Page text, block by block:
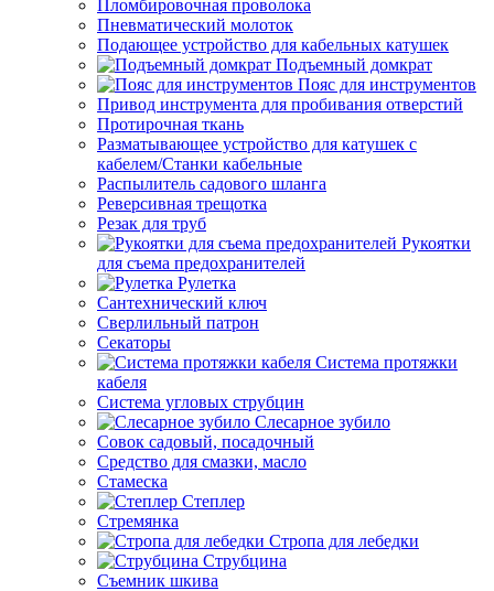
Пломбировочная проволока
Пневматический молоток
Подающее устройство для кабельных катушек
Подъемный домкрат
Пояс для инструментов
Привод инструмента для пробивания отверстий
Протирочная ткань
Разматывающее устройство для катушек с
кабелем/Станки кабельные
Распылитель садового шланга
Реверсивная трещотка
Резак для труб
Рукоятки
для съема предохранителей
Рулетка
Сантехнический ключ
Сверлильный патрон
Секаторы
Система протяжки
кабеля
Система угловых струбцин
Слесарное зубило
Совок садовый, посадочный
Средство для смазки, масло
Стамеска
Степлер
Стремянка
Стропа для лебедки
Струбцина
Съемник шкива